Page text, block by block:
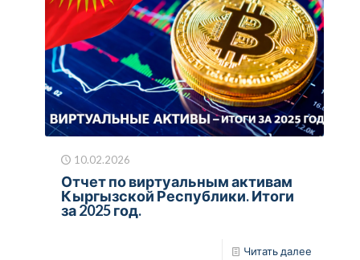
10.02.2026
Отчет по виртуальным активам
Кыргызской Республики. Итоги
за 2025 год.
Читать далее